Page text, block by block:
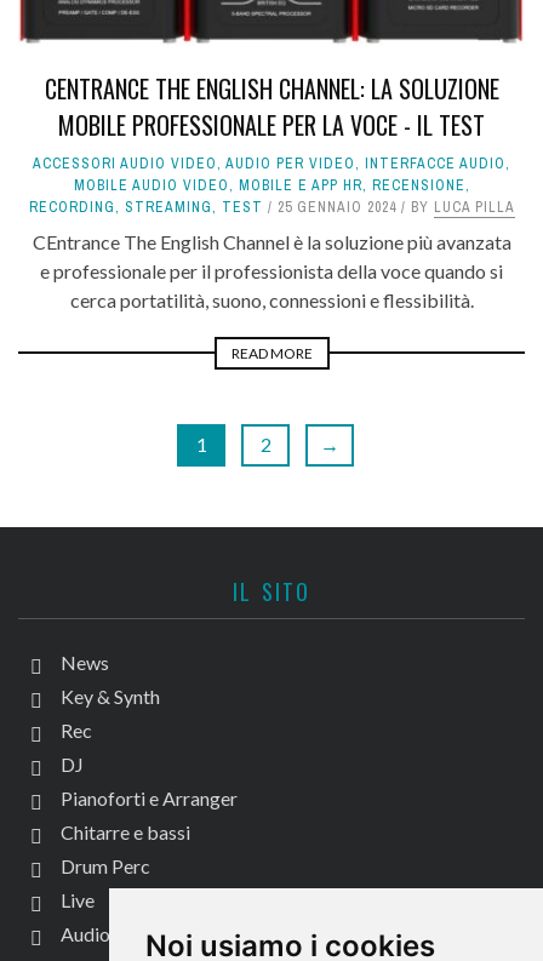
Noi usiamo i cookies
CENTRANCE THE ENGLISH CHANNEL: LA SOLUZIONE
MOBILE PROFESSIONALE PER LA VOCE - IL TEST
ACCESSORI AUDIO VIDEO, AUDIO PER VIDEO, INTERFACCE AUDIO,
MOBILE AUDIO VIDEO, MOBILE E APP HR, RECENSIONE,
RECORDING, STREAMING, TEST 25 GENNAIO 2024 BY LUCA PILLA
CEntrance The English Channel è la soluzione più avanzata
e professionale per il professionista della voce quando si
cerca portatilità, suono, connessioni e flessibilità.
READ MORE
1 2 →
IL SITO
News
Key & Synth
Rec
DJ
Pianoforti e Arranger
Chitarre e bassi
Drum Perc
Live
Audio per video